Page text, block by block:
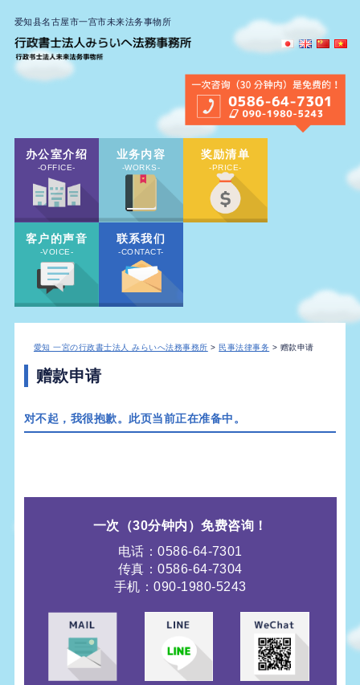
爱知县名古屋市一宫市未来法务事物所
办公室介绍
-OFFICE-
业务内容
-WORKS-
奖励清单
-PRICE-
客户的声音
-VOICE-
联系我们
-CONTACT-
愛知 一宮の行政書士法人 みらいへ法務事務所 > 民事法律事务 > 赠款申请
赠款申请
对不起，我很抱歉。此页当前正在准备中。
一次（30分钟内）免费咨询！
电话：0586-64-7301
传真：0586-64-7304
手机：090-1980-5243